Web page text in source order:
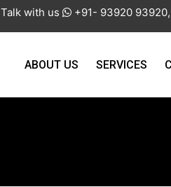
Talk with us +91- 93920
ABOUT US SERVICES